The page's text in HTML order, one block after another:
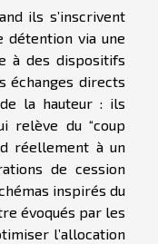
ils s’inscrivent
détention via une
à des dispositifs
échanges directs
la hauteur : ils
relève du “coup
réellement à un
de cession
inspirés du
évoqués par les
l’allocation